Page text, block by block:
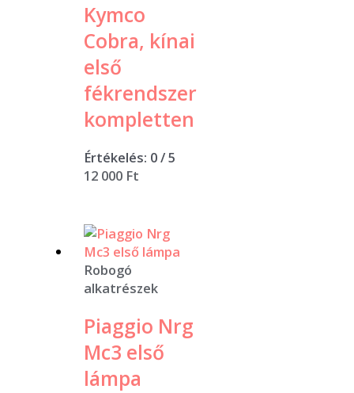
Kymco
Cobra, kínai
első
fékrendszer
kompletten
Értékelés: 0/ 5
12 000 Ft
Robogó
alkatrészek
Piaggio Nrg
Mc3 első
lámpa